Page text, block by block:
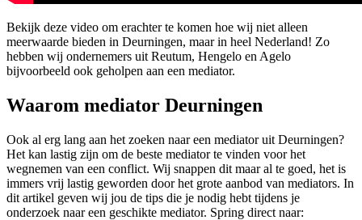
Bekijk deze video om erachter te komen hoe wij niet alleen
meerwaarde bieden in Deurningen, maar in heel Nederland! Zo
hebben wij ondernemers uit Reutum, Hengelo en Agelo
bijvoorbeeld ook geholpen aan een mediator.
Waarom mediator Deurningen
Ook al erg lang aan het zoeken naar een mediator uit Deurningen?
Het kan lastig zijn om de beste mediator te vinden voor het
wegnemen van een conflict. Wij snappen dit maar al te goed, het is
immers vrij lastig geworden door het grote aanbod van mediators. In
dit artikel geven wij jou de tips die je nodig hebt tijdens je
onderzoek naar een geschikte mediator. Spring direct naar: